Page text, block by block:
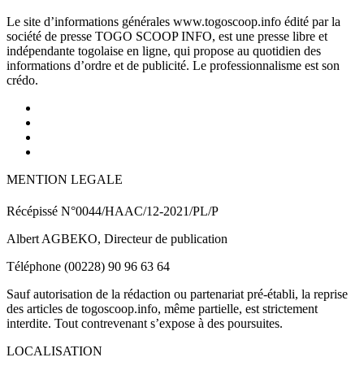
Le site d’informations générales www.togoscoop.info édité par la
société de presse TOGO SCOOP INFO, est une presse libre et
indépendante togolaise en ligne, qui propose au quotidien des
informations d’ordre et de publicité. Le professionnalisme est son
crédo.
MENTION LEGALE
Récépissé N°0044/HAAC/12-2021/PL/P
Albert AGBEKO, Directeur de publication
Téléphone (00228) 90 96 63 64
Sauf autorisation de la rédaction ou partenariat pré-établi, la reprise
des articles de togoscoop.info, même partielle, est strictement
interdite. Tout contrevenant s’expose à des poursuites.
LOCALISATION